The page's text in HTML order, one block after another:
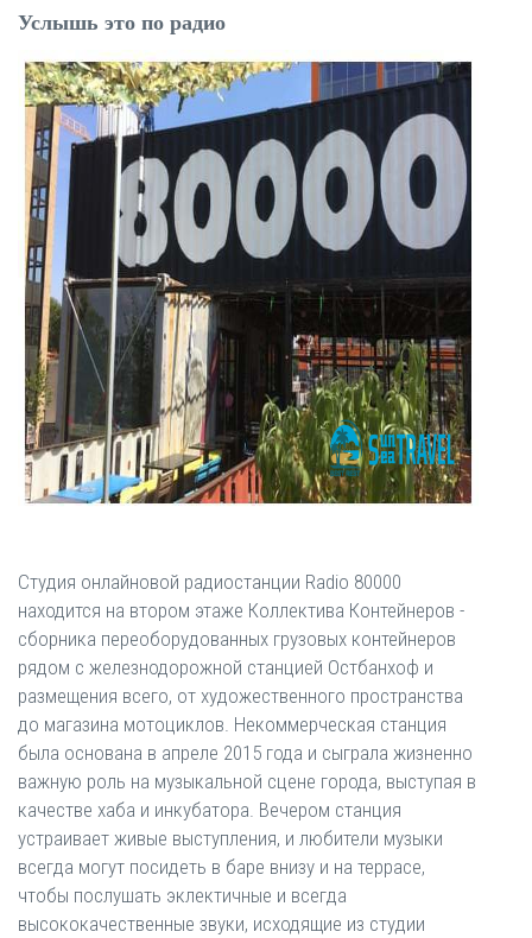
Услышь это по радио
Студия онлайновой радиостанции Radio 80000
находится на втором этаже Коллектива Контейнеров -
сборника переоборудованных грузовых контейнеров
рядом с железнодорожной станцией Остбанхоф и
размещения всего, от художественного пространства
до магазина мотоциклов. Некоммерческая станция
была основана в апреле 2015 года и сыграла жизненно
важную роль на музыкальной сцене города, выступая в
качестве хаба и инкубатора. Вечером станция
устраивает живые выступления, и любители музыки
всегда могут посидеть в баре внизу и на террасе,
чтобы послушать эклектичные и всегда
высококачественные звуки, исходящие из студии